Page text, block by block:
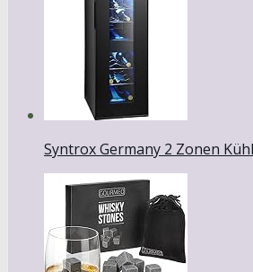
Syntrox Germany 2 Zonen